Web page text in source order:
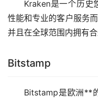
Kraken是一个历史
性能和专业的客户服务
并且在全球范围内拥有合
Bitstamp
Bitstamp是欧洲**